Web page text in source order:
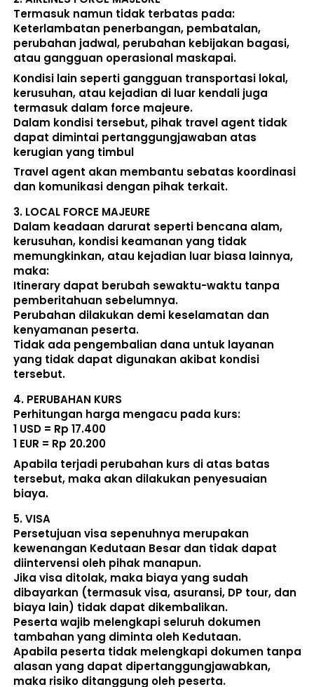
Termasuk namun tidak terbatas pada:
Keterlambatan penerbangan, pembatalan,
perubahan jadwal, perubahan kebijakan bagasi,
atau gangguan operasional maskapai.
Kondisi lain seperti gangguan transportasi lokal,
kerusuhan, atau kejadian di luar kendali juga
termasuk dalam force majeure.
Dalam kondisi tersebut, pihak travel agent tidak
dapat dimintai pertanggungjawaban atas
kerugian yang timbul
Travel agent akan membantu sebatas koordinasi
dan komunikasi dengan pihak terkait.
3. LOCAL FORCE MAJEURE
Dalam keadaan darurat seperti bencana alam,
kerusuhan, kondisi keamanan yang tidak
memungkinkan, atau kejadian luar biasa lainnya,
maka:
Itinerary dapat berubah sewaktu-waktu tanpa
pemberitahuan sebelumnya.
Perubahan dilakukan demi keselamatan dan
kenyamanan peserta.
Tidak ada pengembalian dana untuk layanan
yang tidak dapat digunakan akibat kondisi
tersebut.
4. PERUBAHAN KURS
Perhitungan harga mengacu pada kurs:
1 USD = Rp 17.400
1 EUR = Rp 20.200
Apabila terjadi perubahan kurs di atas batas
tersebut, maka akan dilakukan penyesuaian
biaya.
5. VISA
Persetujuan visa sepenuhnya merupakan
kewenangan Kedutaan Besar dan tidak dapat
diintervensi oleh pihak manapun.
Jika visa ditolak, maka biaya yang sudah
dibayarkan (termasuk visa, asuransi, DP tour, dan
biaya lain) tidak dapat dikembalikan.
Peserta wajib melengkapi seluruh dokumen
tambahan yang diminta oleh Kedutaan.
Apabila peserta tidak melengkapi dokumen tanpa
alasan yang dapat dipertanggungjawabkan,
maka risiko ditanggung oleh peserta.